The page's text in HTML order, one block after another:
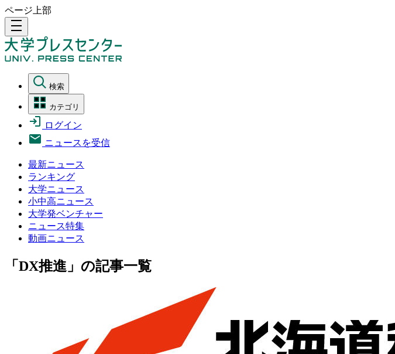
ページ上部
density_medium
検索
カテゴリ
ログイン
ニュースを受信
最新ニュース
ランキング
大学ニュース
小中高ニュース
大学発ベンチャー
ニュース特集
動画ニュース
「DX推進」の記事一覧